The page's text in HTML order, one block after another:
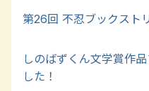
第26回 不忍ブックスト
しのばずくん文学賞作
した！